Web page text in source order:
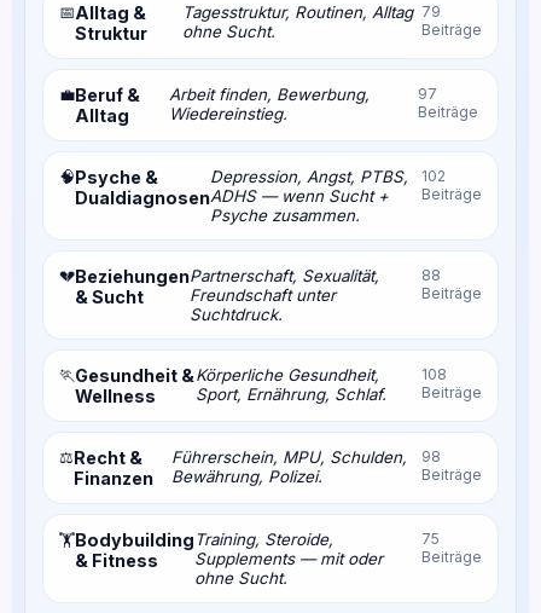
📅Alltag &
Struktur
Tagesstruktur, Routinen, Alltag
ohne Sucht.
79
Beiträge
💼Beruf &
Alltag
Arbeit finden, Bewerbung,
Wiedereinstieg.
97
Beiträge
🧠Psyche &
Dualdiagnosen
Depression, Angst, PTBS,
ADHS — wenn Sucht +
Psyche zusammen.
102
Beiträge
💔Beziehungen
& Sucht
Partnerschaft, Sexualität,
Freundschaft unter
Suchtdruck.
88
Beiträge
🏃Gesundheit &
Wellness
Körperliche Gesundheit,
Sport, Ernährung, Schlaf.
108
Beiträge
⚖️Recht &
Finanzen
Führerschein, MPU, Schulden,
Bewährung, Polizei.
98
Beiträge
🏋️Bodybuilding
& Fitness
Training, Steroide,
Supplements — mit oder
ohne Sucht.
75
Beiträge